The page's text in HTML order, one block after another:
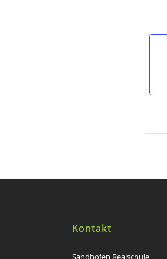
Kontakt
Sandhofen Realschule